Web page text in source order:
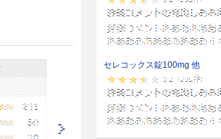
］
強され
セレコックス錠100mg 他